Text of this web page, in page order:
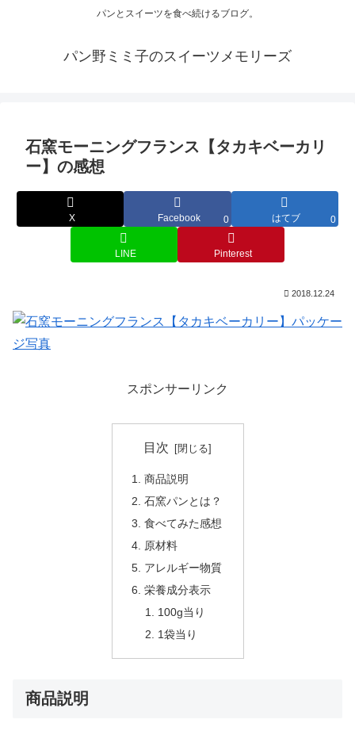
パンとスイーツを食べ続けるブログ。
パン野ミミ子のスイーツメモリーズ
石窯モーニングフランス【タカキベーカリ
ー】の感想
X Facebook 0 はてブ 0
LINE Pinterest
2018.12.24
スポンサーリンク
目次
商品説明
石窯パンとは？
食べてみた感想
原材料
アレルギー物質
栄養成分表示
100g当り
1袋当り
商品説明